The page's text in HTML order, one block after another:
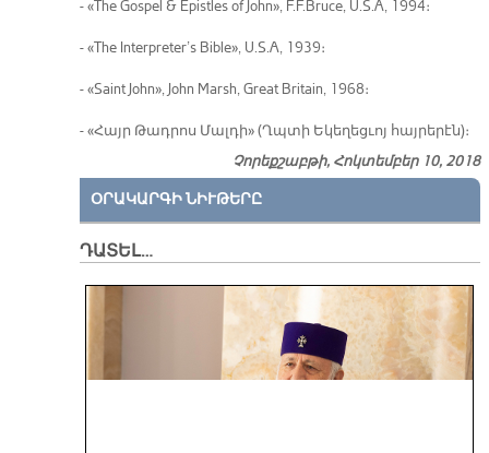
- «The Gospel & Epistles of John», F.F.Bruce, U.S.A, 1994։
- «The Interpreter’s Bible», U.S.A, 1939։
- «Saint John», John Marsh, Great Britain, 1968։
- «Հայր Թադրոս Մալդի» (Ղպտի Եկեղեցւոյ հայրերէն)։
Չորեքշաբթի, Հոկտեմբեր 10, 2018
ՕՐԱԿԱՐԳԻ ՆԻՒԹԵՐԸ
ԴԱՏԵԼ…